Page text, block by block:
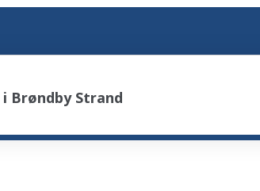
Brøndby Strand